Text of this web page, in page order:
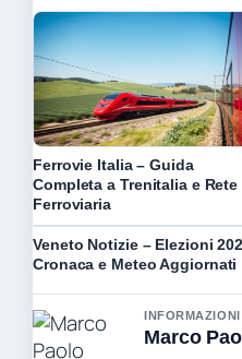
Ferrovie Italia – Guida
Completa a Trenitalia e Rete
Ferroviaria
Veneto Notizie – Elezioni
Cronaca e Meteo Aggiornati
Marco